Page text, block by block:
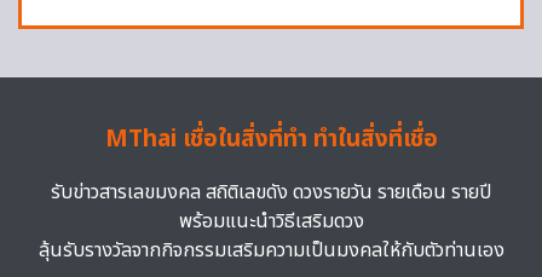
MThai เชื่อในสิ่งที่ทำ ทำในสิ่งที่เชื่อ
รับข่าวสารเลขมงคล สถิติเลขดัง ดวงรายวัน รายเดือน รายปี
พร้อมแนะนำวิธีเสริมดวง
ลุ้นรับรางวัลจากกิจกรรมเสริมความเป็นมงคลให้กับตัวท่านเอง